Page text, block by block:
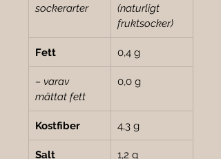
sockerarter
(naturligt
fruktsocker)
Fett 0,4 g
– varav
mättat fett
0,0 g
Kostfiber 4,3 g
Salt 1,2 g